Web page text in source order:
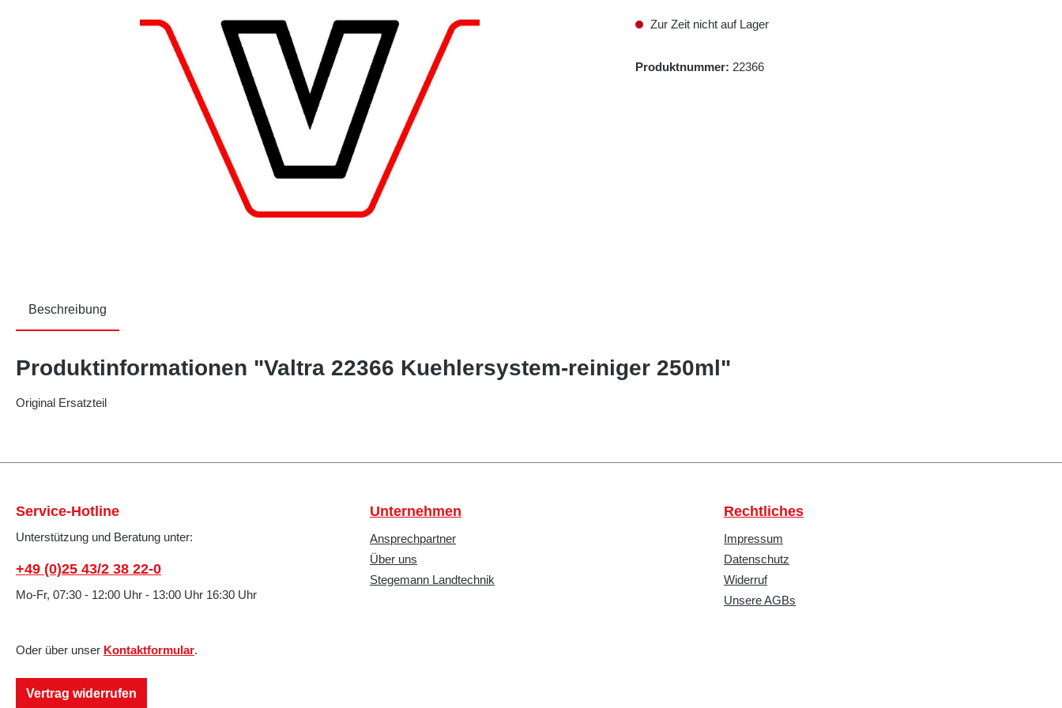
Zur Zeit nicht auf Lager
Produktnummer: 22366
Beschreibung
Produktinformationen "Valtra 22366 Kuehlersystem-reiniger 250ml"
Original Ersatzteil
Service-Hotline
Unterstützung und Beratung unter:
+49 (0)25 43/2 38 22-0
Mo-Fr, 07:30 - 12:00 Uhr - 13:00 Uhr 16:30 Uhr
Oder über unser Kontaktformular.
Vertrag widerrufen
Unternehmen
Ansprechpartner
Über uns
Stegemann Landtechnik
Rechtliches
Impressum
Datenschutz
Widerruf
Unsere AGBs